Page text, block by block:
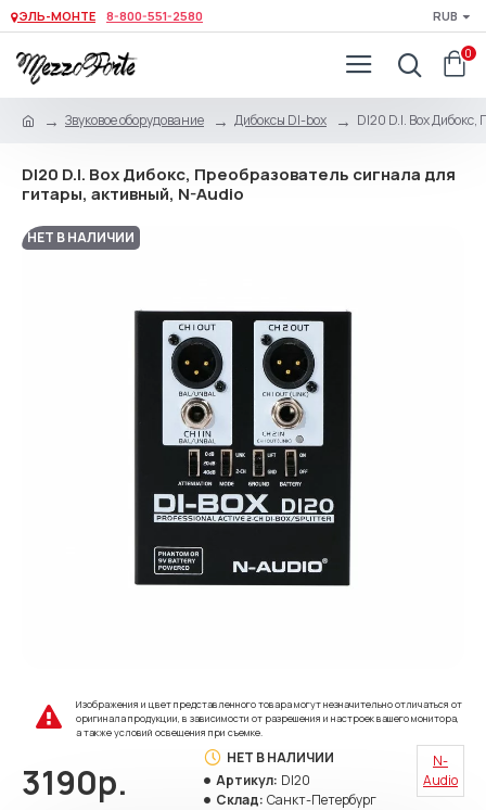
ЭЛЬ-МОНТЕ 8-800-551-2580 RUB
0
Звуковое оборудование Дибоксы DI-box DI20 D.I. Box
DI20 D.I. Box Дибокс, Преобразователь сигнала для
гитары, активный, N-Audio
НЕТ В НАЛИЧИИ
Изображения и цвет представленного товара могут незначительно отличаться от
оригинала продукции, в зависимости от разрешения и настроек вашего монитора,
а также условий освещения при съемке.
3190р.
НЕТ В НАЛИЧИИ
Артикул: DI20
Склад: Санкт-Петербург
N-
Audio